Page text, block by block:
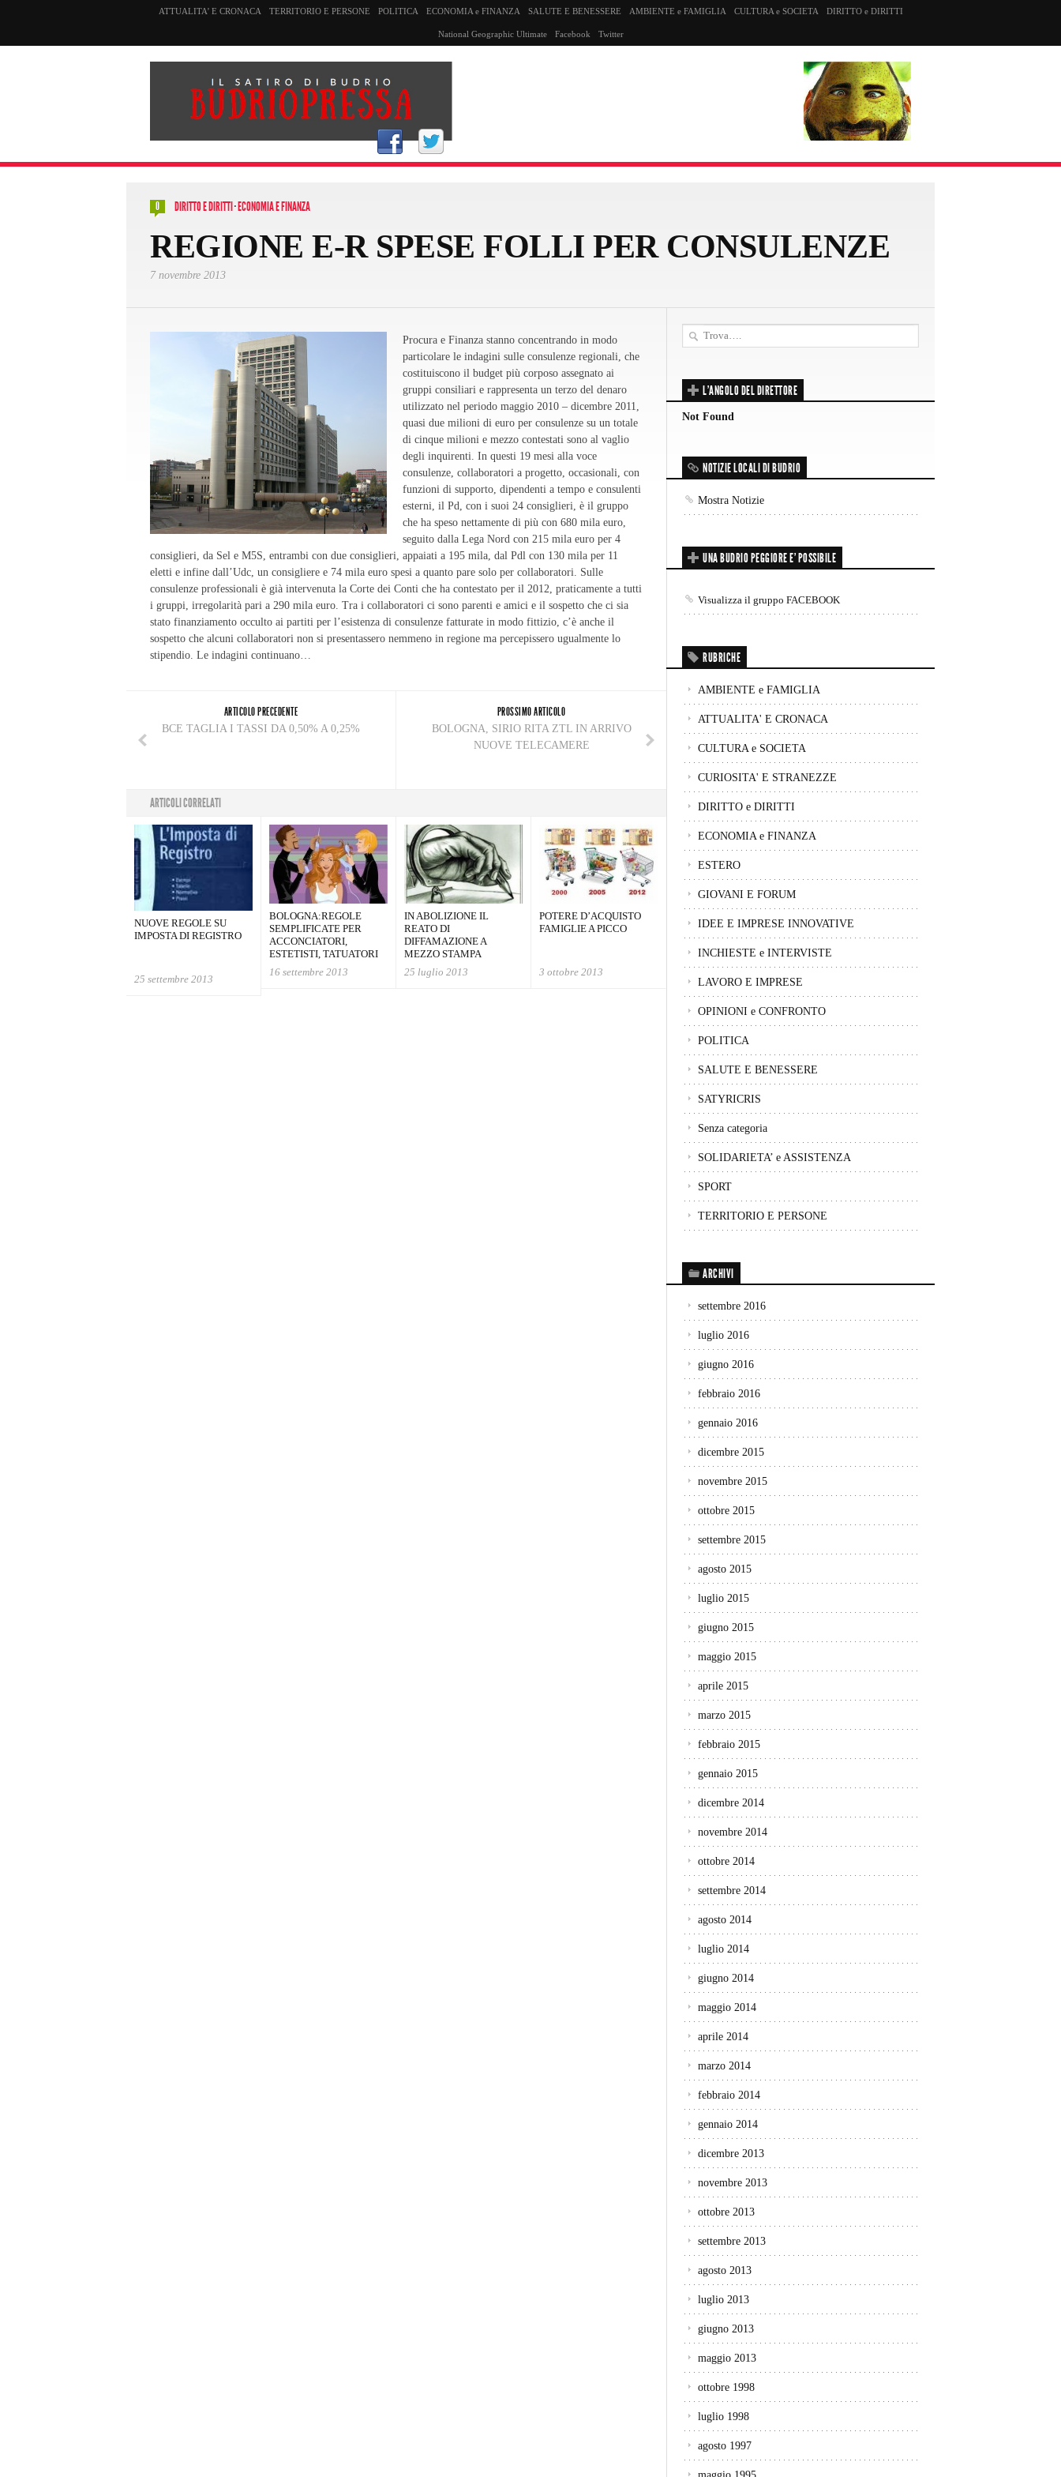
ATTUALITA’ E CRONACA TERRITORIO E PERSONE POLITICA ECONOMIA e FINANZA SALUTE E BENESSERE AMBIENTE e FAMIGLIA CULTURA e SOCIETA DIRITTO e DIRITTI
National Geographic Ultimate Facebook Twitter
0 DIRITTO E DIRITTI·ECONOMIA E FINANZA
REGIONE E-R SPESE FOLLI PER CONSULENZE
7 novembre 2013
Procura e Finanza stanno concentrando in modo
particolare le indagini sulle consulenze regionali, che
costituiscono il budget più corposo assegnato ai
gruppi consiliari e rappresenta un terzo del denaro
utilizzato nel periodo maggio 2010 – dicembre 2011,
quasi due milioni di euro per consulenze su un totale
di cinque milioni e mezzo contestati sono al vaglio
degli inquirenti. In questi 19 mesi alla voce
consulenze, collaboratori a progetto, occasionali, con
funzioni di supporto, dipendenti a tempo e consulenti
esterni, il Pd, con i suoi 24 consiglieri, è il gruppo
che ha speso nettamente di più con 680 mila euro,
seguito dalla Lega Nord con 215 mila euro per 4
consiglieri, da Sel e M5S, entrambi con due consiglieri, appaiati a 195 mila, dal Pdl con 130 mila per 11
eletti e infine dall’Udc, un consigliere e 74 mila euro spesi a quanto pare solo per collaboratori. Sulle
consulenze professionali è già intervenuta la Corte dei Conti che ha contestato per il 2012, praticamente a tutti
i gruppi, irregolarità pari a 290 mila euro. Tra i collaboratori ci sono parenti e amici e il sospetto che ci sia
stato finanziamento occulto ai partiti per l’esistenza di consulenze fatturate in modo fittizio, c’è anche il
sospetto che alcuni collaboratori non si presentassero nemmeno in regione ma percepissero ugualmente lo
stipendio. Le indagini continuano…
ARTICOLO PRECEDENTE
BCE TAGLIA I TASSI DA 0,50% A 0,25%
PROSSIMO ARTICOLO
BOLOGNA, SIRIO RITA ZTL IN ARRIVO
NUOVE TELECAMERE
ARTICOLI CORRELATI
NUOVE REGOLE SU
IMPOSTA DI REGISTRO
25 settembre 2013
BOLOGNA:REGOLE
SEMPLIFICATE PER
ACCONCIATORI,
ESTETISTI, TATUATORI
16 settembre 2013
IN ABOLIZIONE IL
REATO DI
DIFFAMAZIONE A
MEZZO STAMPA
25 luglio 2013
POTERE D’ACQUISTO
FAMIGLIE A PICCO
3 ottobre 2013
L'ANGOLO DEL DIRETTORE
Not Found
NOTIZIE LOCALI DI BUDRIO
Mostra Notizie
UNA BUDRIO PEGGIORE E’ POSSIBILE
Visualizza il gruppo FACEBOOK
RUBRICHE
AMBIENTE e FAMIGLIA
ATTUALITA' E CRONACA
CULTURA e SOCIETA
CURIOSITA' E STRANEZZE
DIRITTO e DIRITTI
ECONOMIA e FINANZA
ESTERO
GIOVANI E FORUM
IDEE E IMPRESE INNOVATIVE
INCHIESTE e INTERVISTE
LAVORO E IMPRESE
OPINIONI e CONFRONTO
POLITICA
SALUTE E BENESSERE
SATYRICRIS
Senza categoria
SOLIDARIETA’ e ASSISTENZA
SPORT
TERRITORIO E PERSONE
ARCHIVI
settembre 2016
luglio 2016
giugno 2016
febbraio 2016
gennaio 2016
dicembre 2015
novembre 2015
ottobre 2015
settembre 2015
agosto 2015
luglio 2015
giugno 2015
maggio 2015
aprile 2015
marzo 2015
febbraio 2015
gennaio 2015
dicembre 2014
novembre 2014
ottobre 2014
settembre 2014
agosto 2014
luglio 2014
giugno 2014
maggio 2014
aprile 2014
marzo 2014
febbraio 2014
gennaio 2014
dicembre 2013
novembre 2013
ottobre 2013
settembre 2013
agosto 2013
luglio 2013
giugno 2013
maggio 2013
ottobre 1998
luglio 1998
agosto 1997